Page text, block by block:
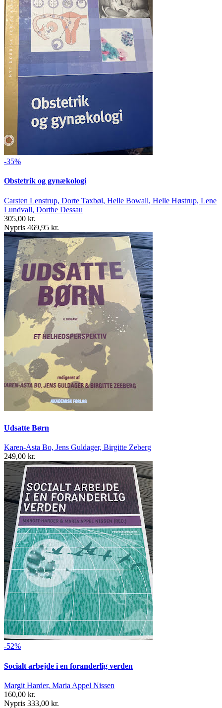
-35%
Obstetrik og gynækologi
Carsten Lenstrup, Dorte Taxbøl, Helle Bowall, Helle Høstrup, Lene
Lundvall, Dorthe Dessau
305,00 kr.
Nypris 469,95 kr.
Udsatte Børn
Karen-Asta Bo, Jens Guldager, Birgitte Zeberg
249,00 kr.
-52%
Socialt arbejde i en foranderlig verden
Margit Harder, Maria Appel Nissen
160,00 kr.
Nypris 333,00 kr.